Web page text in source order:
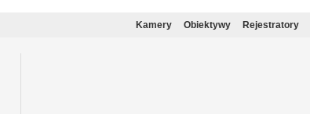
Kamery Obiektywy Rejestratory